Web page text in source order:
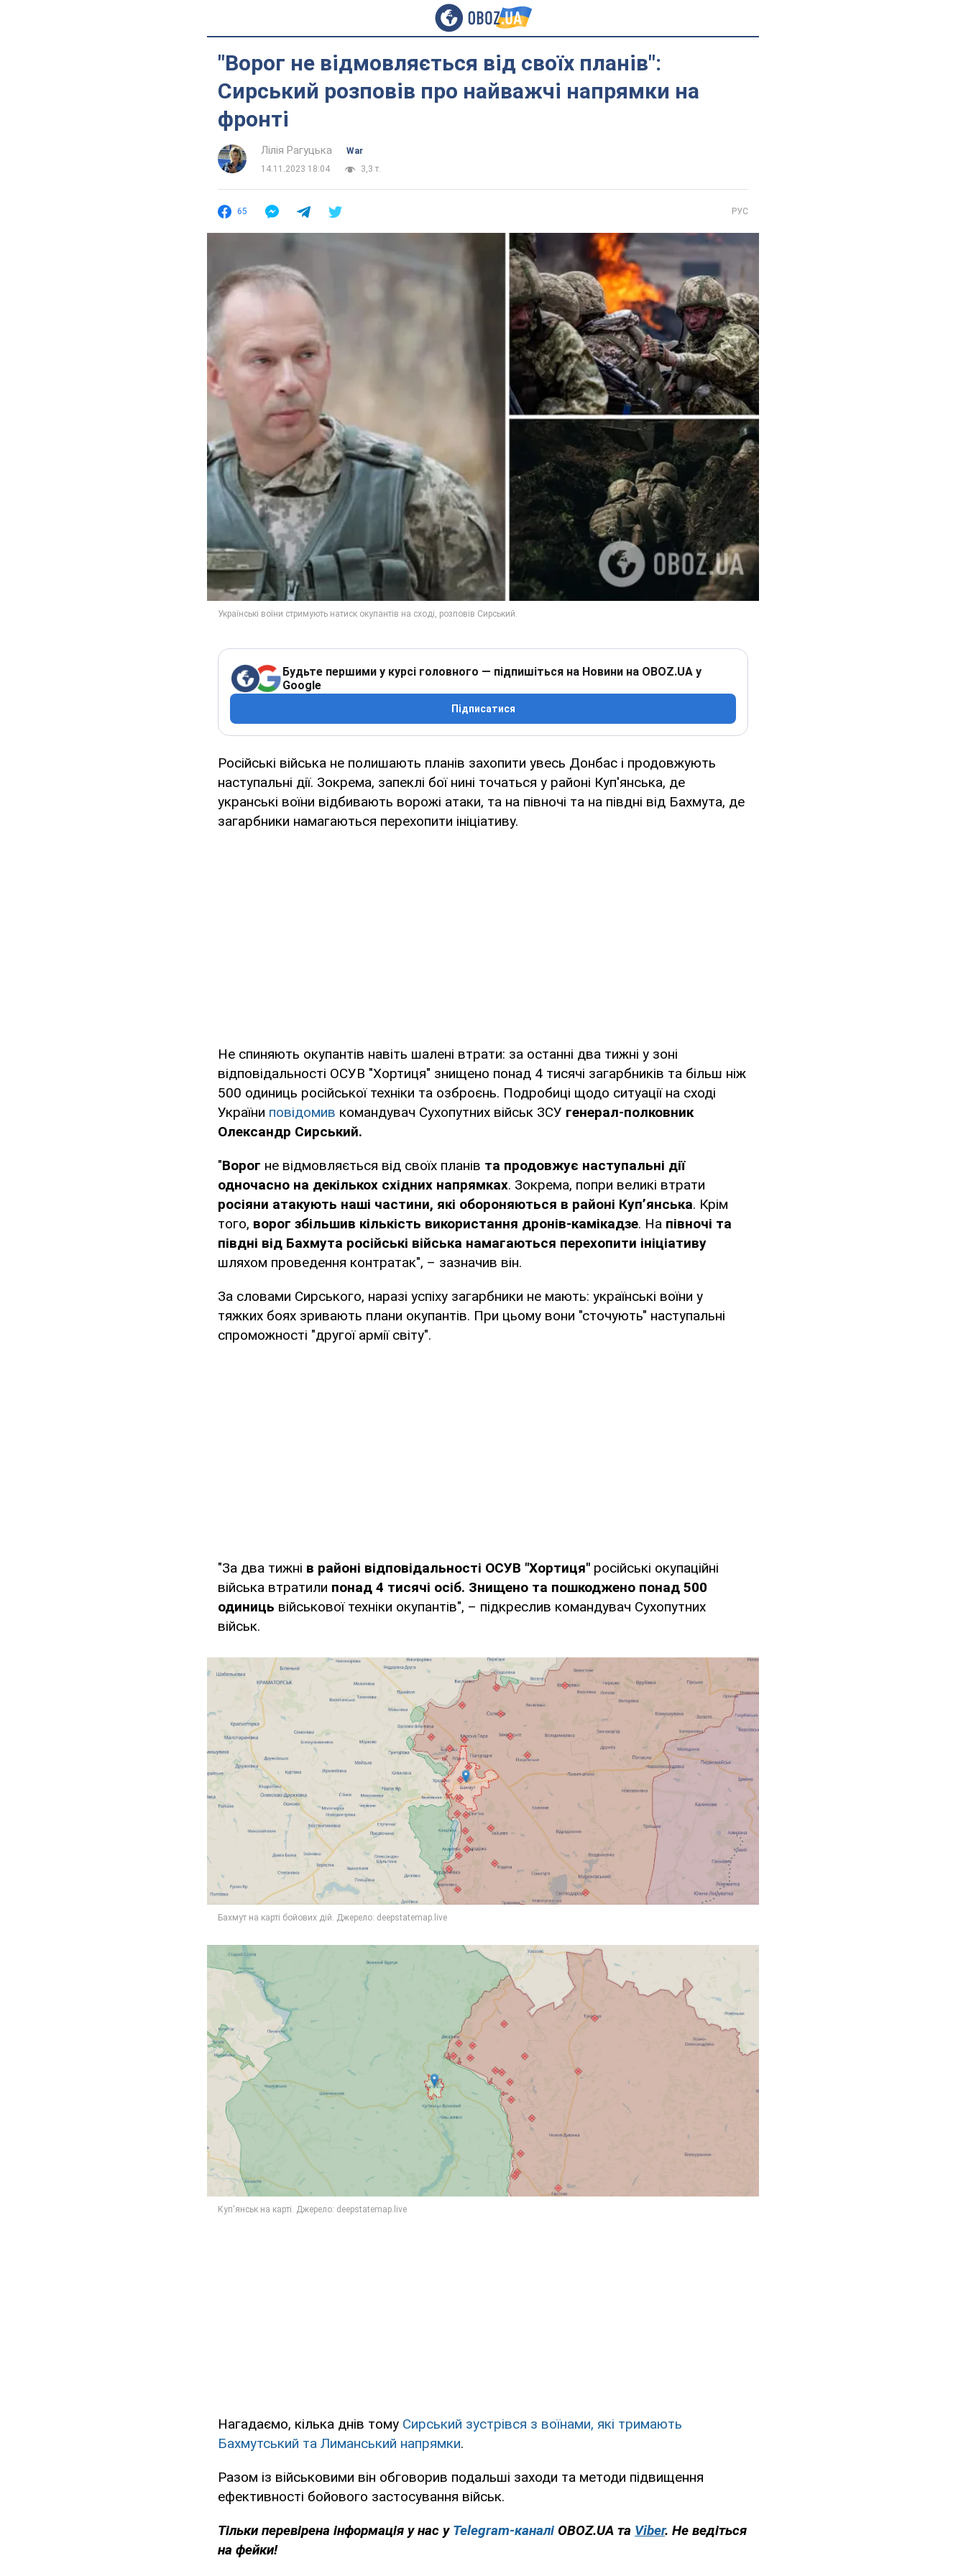
"Ворог не відмовляється від своїх планів":
Сирський розповів про найважчі напрямки на
фронті
Лілія Рагуцька
War
14.11.2023 18:04
3,3 т.
65 РУС
Будьте першими у курсі головного — підпишіться на Новини на OBOZ.UA у
Google
Підписатися
Російські війська не полишають планів захопити увесь Донбас і продовжують
наступальні дії. Зокрема, запеклі бої нині точаться у районі Куп'янська, де
укранські воїни відбивають ворожі атаки, та на півночі та на півдні від Бахмута, де
загарбники намагаються перехопити ініціативу.
Не спиняють окупантів навіть шалені втрати: за останні два тижні у зоні
відповідальності ОСУВ "Хортиця" знищено понад 4 тисячі загарбників та більш ніж
500 одиниць російської техніки та озброєнь. Подробиці щодо ситуації на сході
України повідомив командувач Сухопутних військ ЗСУ генерал-полковник
Олександр Сирський.
"Ворог не відмовляється від своїх планів та продовжує наступальні дії
одночасно на декількох східних напрямках. Зокрема, попри великі втрати
росіяни атакують наші частини, які обороняються в районі Куп’янська. Крім
того, ворог збільшив кількість використання дронів-камікадзе. На півночі та
півдні від Бахмута російські війська намагаються перехопити ініціативу
шляхом проведення контратак", – зазначив він.
За словами Сирського, наразі успіху загарбники не мають: українські воїни у
тяжких боях зривають плани окупантів. При цьому вони "сточують" наступальні
спроможності "другої армії світу".
"За два тижні в районі відповідальності ОСУВ "Хортиця" російські окупаційні
війська втратили понад 4 тисячі осіб. Знищено та пошкоджено понад 500
одиниць військової техніки окупантів", – підкреслив командувач Сухопутних
військ.
Нагадаємо, кілька днів тому Сирський зустрівся з воїнами, які тримають
Бахмутський та Лиманський напрямки.
Разом із військовими він обговорив подальші заходи та методи підвищення
ефективності бойового застосування військ.
Тільки перевірена інформація у нас у Telegram-каналі OBOZ.UA та Viber. Не ведіться
на фейки!